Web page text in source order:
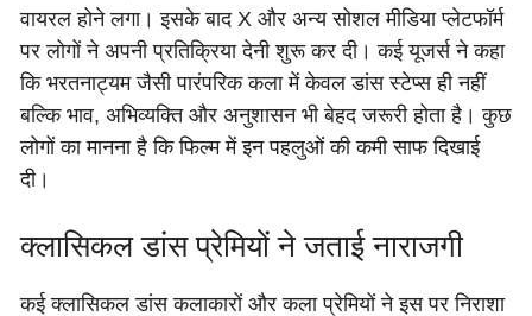
वायरल होने लगा। इसके बाद X और अन्य सोशल मीडिया प्लेटफॉर्म
पर लोगों ने अपनी प्रतिक्रिया देनी शुरू कर दी। कई यूजर्स ने कहा
कि भरतनाट्यम जैसी पारंपरिक कला में केवल डांस स्टेप्स ही नहीं
बल्कि भाव, अभिव्यक्ति और अनुशासन भी बेहद जरूरी होता है। कुछ
लोगों का मानना है कि फिल्म में इन पहलुओं की कमी साफ दिखाई
दी।
क्लासिकल डांस प्रेमियों ने जताई नाराजगी
कई क्लासिकल डांस कलाकारों और कला प्रेमियों ने इस पर निराशा